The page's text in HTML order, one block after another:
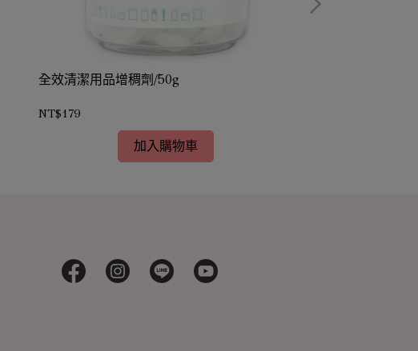
全效清潔用品增稠劑/50g
NT$179
加入購物車